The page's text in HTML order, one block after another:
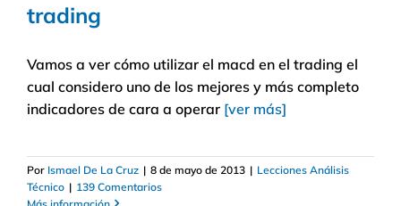
trading
Vamos a ver cómo utilizar el macd en el trading el
cual considero uno de los mejores y más completo
indicadores de cara a operar [ver más]
Por Ismael De La Cruz | 8 de mayo de 2013 | Lecciones Análisis
Técnico | 139 Comentarios